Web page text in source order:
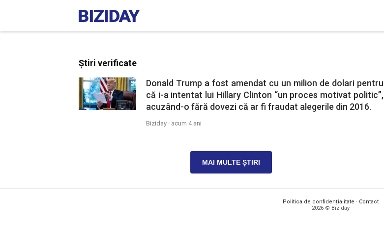
Știri verificate
Donald Trump a fost amendat cu un milion de dolari pentru
că i-a intentat lui Hillary Clinton “un proces motivat politic”,
acuzând-o fără dovezi că ar fi fraudat alegerile din 2016.
Biziday · acum 4 ani
MAI MULTE ȘTIRI
Politica de confidențialitate · Contact
2026 © Biziday